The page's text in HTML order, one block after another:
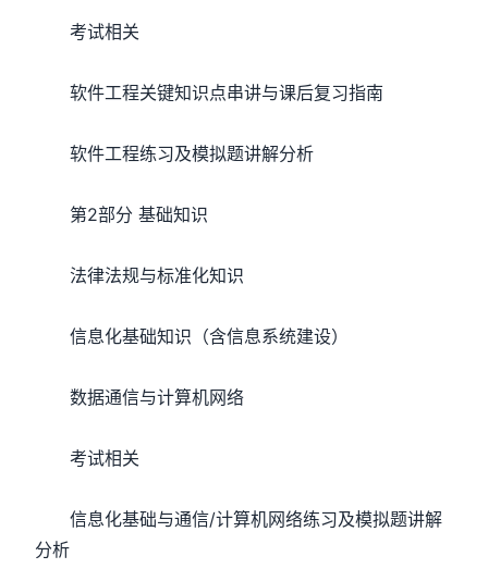
考试相关
软件工程关键知识点串讲与课后复习指南
软件工程练习及模拟题讲解分析
第2部分 基础知识
法律法规与标准化知识
信息化基础知识（含信息系统建设）
数据通信与计算机网络
考试相关
信息化基础与通信/计算机网络练习及模拟题讲解
分析